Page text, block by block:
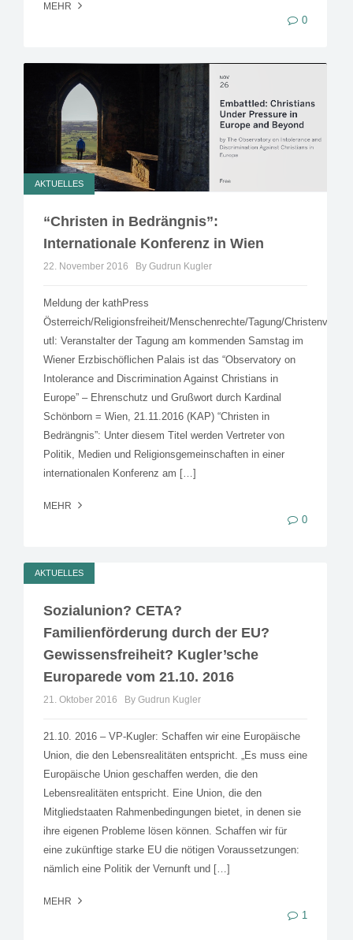
MEHR
0
AKTUELLES
“Christen in Bedrängnis”:
Internationale Konferenz in Wien
22. November 2016 By Gudrun Kugler
Meldung der kathPress
Österreich/Religionsfreiheit/Menschenrechte/Tagung/
utl: Veranstalter der Tagung am kommenden Samstag im
Wiener Erzbischöflichen Palais ist das “Observatory on
Intolerance and Discrimination Against Christians in
Europe” – Ehrenschutz und Grußwort durch Kardinal
Schönborn = Wien, 21.11.2016 (KAP) “Christen in
Bedrängnis”: Unter diesem Titel werden Vertreter von
Politik, Medien und Religionsgemeinschaften in einer
internationalen Konferenz am […]
MEHR
0
AKTUELLES
Sozialunion? CETA?
Familienförderung durch der EU?
Gewissensfreiheit? Kugler’sche
Europarede vom 21.10. 2016
21. Oktober 2016 By Gudrun Kugler
21.10. 2016 – VP-Kugler: Schaffen wir eine Europäische
Union, die den Lebensrealitäten entspricht. „Es muss eine
Europäische Union geschaffen werden, die den
Lebensrealitäten entspricht. Eine Union, die den
Mitgliedstaaten Rahmenbedingungen bietet, in denen sie
ihre eigenen Probleme lösen können. Schaffen wir für
eine zukünftige starke EU die nötigen Voraussetzungen:
nämlich eine Politik der Vernunft und […]
MEHR
1